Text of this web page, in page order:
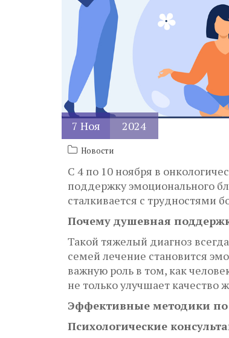
7 Ноя 2024
Новости
С 4 по 10 ноября в
поддержку эмоционального
сталкивается с трудностями
Почему душевная
Такой тяжелый диагноз
семей лечение становится
важную роль в том, как
не только улучшает
Эффективные методики
Психологические